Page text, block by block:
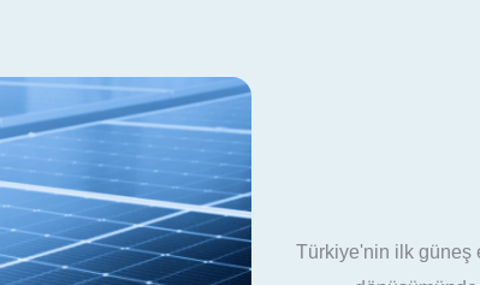
Türkiye'nin ilk güneş